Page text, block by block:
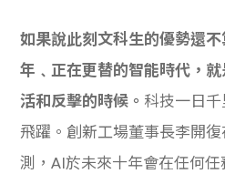
如果說此刻文科生的優勢還
年﹑正在更替的智能時代，
活和反擊的時候。 科技一日
飛躍。創新工場董事長李開
測，AI於未來十年會在任何